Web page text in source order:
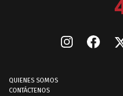
QUIENES SOMOS
CONTÁCTENOS